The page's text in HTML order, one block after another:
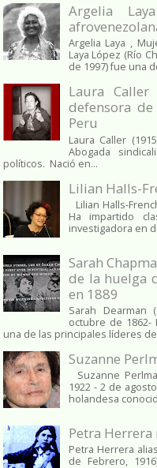
Argelia
Argelia Laya ,
Laya López (Río
de 1997) fue una
Laura Caller
defensora
Peru
Laura Caller
Abogada
políticos. Nació en...
Lilian Halls-
Lilian Halls-
Ha impartido
investigadora en
Sarah
de la huelga
en 1889
Sarah Dearman
octubre de 1862​-
una de las principales líderes
Suzanne
Suzanne
1922 - 2 de
holandesa
Petra
Petra Herrera
de Febrero,